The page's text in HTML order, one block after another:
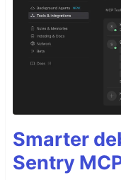
Smarter
Sentry